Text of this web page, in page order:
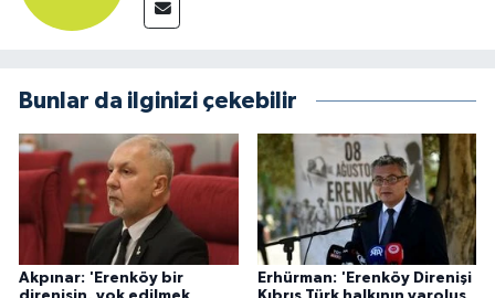
Bunlar da ilginizi çekebilir
Akpınar: 'Erenköy bir
Erhürman: 'Erenköy Direnişi